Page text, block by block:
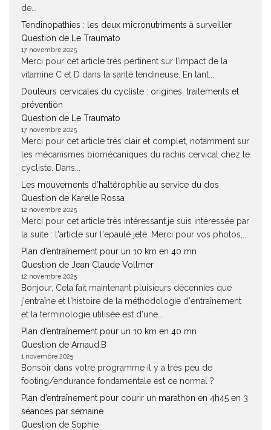
de...
Tendinopathies : les deux micronutriments à surveiller
Question de Le Traumato
17 novembre 2025
Merci pour cet article très pertinent sur l’impact de la
vitamine C et D dans la santé tendineuse. En tant...
Douleurs cervicales du cycliste : origines, traitements et
prévention
Question de Le Traumato
17 novembre 2025
Merci pour cet article très clair et complet, notamment sur
les mécanismes biomécaniques du rachis cervical chez le
cycliste. Dans...
Les mouvements d’haltérophilie au service du dos
Question de Karelle Rossa
12 novembre 2025
Merci pour cet article très intéressant.je suis intéressée par
la suite : l'article sur l'epaulé jeté. Merci pour vos photos,...
Plan d’entraînement pour un 10 km en 40 mn
Question de Jean Claude Vollmer
12 novembre 2025
Bonjour, Cela fait maintenant pluisieurs décennies que
j'entraîne et l'histoire de la méthodologie d'entraînement
et la terminologie utilisée est d'une...
Plan d’entraînement pour un 10 km en 40 mn
Question de Arnaud.B
1 novembre 2025
Bonsoir dans votre programme il y a très peu de
footing/endurance fondamentale est ce normal ?
Plan d’entraînement pour courir un marathon en 4h45 en 3
séances par semaine
Question de Sophie